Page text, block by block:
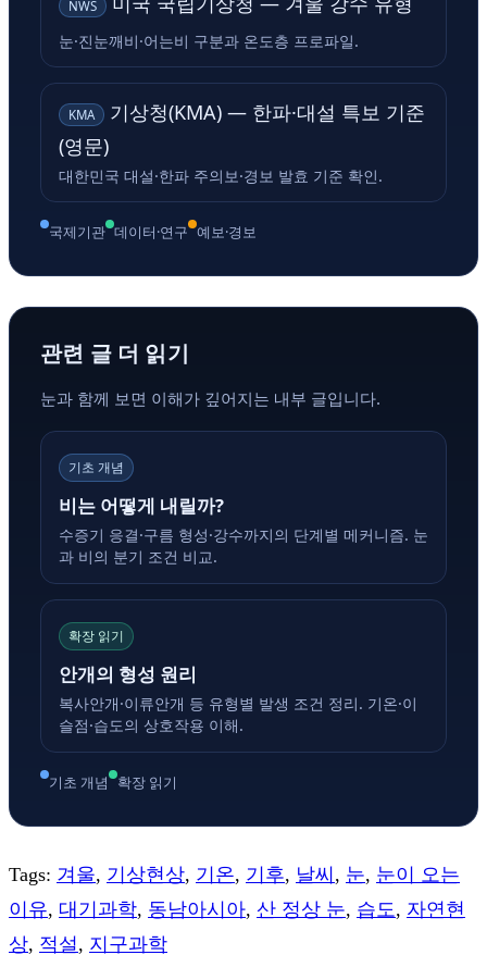
NWS
눈·진눈깨비·어는비 구분과 온도층 프로파일.
KMA
기상청(KMA) — 한파·대설 특보 기준
(영문)
대한민국 대설·한파 주의보·경보 발효 기준 확인.
국제기관 데이터·연구 예보·경보
관련 글 더 읽기
눈과 함께 보면 이해가 깊어지는 내부 글입니다.
기초 개념
비는 어떻게 내릴까?
수증기 응결·구름 형성·강수까지의 단계별 메커니즘. 눈
과 비의 분기 조건 비교.
확장 읽기
안개의 형성 원리
복사안개·이류안개 등 유형별 발생 조건 정리. 기온·이
슬점·습도의 상호작용 이해.
기초 개념 확장 읽기
Tags: 겨울, 기상현상, 기온, 기후, 날씨 , 눈, 눈이 오는
이유, 대기과학, 동남아시아, 산 정상 눈, 습도 , 자연현
상, 적설 , 지구과학